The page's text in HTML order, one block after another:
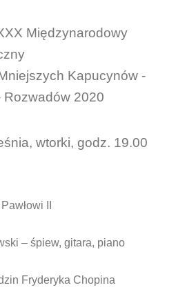
Międzynarodowy
Kapucynów -
Rozwadów 2020
wtorki, godz. 19.00
II
– śpiew, gitara, piano
Fryderyka Chopina